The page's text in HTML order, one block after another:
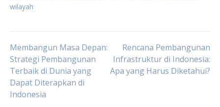
wilayah
Post
navigation
Membangun Masa Depan:
Strategi Pembangunan
Terbaik di Dunia yang
Dapat Diterapkan di
Indonesia
Rencana Pembangunan
Infrastruktur di Indonesia:
Apa yang Harus Diketahui?